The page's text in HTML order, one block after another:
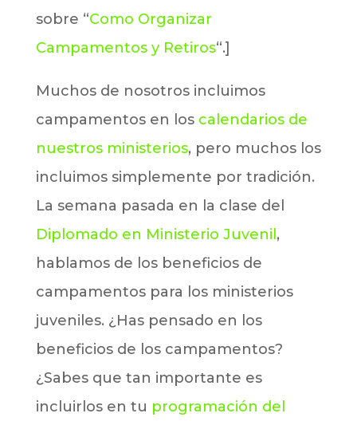
sobre “Como Organizar
Campamentos y Retiros“.]
Muchos de nosotros incluimos
campamentos en los calendarios de
nuestros ministerios, pero muchos los
incluimos simplemente por tradición.
La semana pasada en la clase del
Diplomado en Ministerio Juvenil ,
hablamos de los beneficios de
campamentos para los ministerios
juveniles. ¿Has pensado en los
beneficios de los campamentos?
¿Sabes que tan importante es
incluirlos en tu programación del